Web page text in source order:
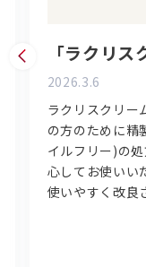
「ラクリ
2026.3.6
ラクリスクリー
の方のために精
イルフリー)の
心してお使いい
使いやすく改